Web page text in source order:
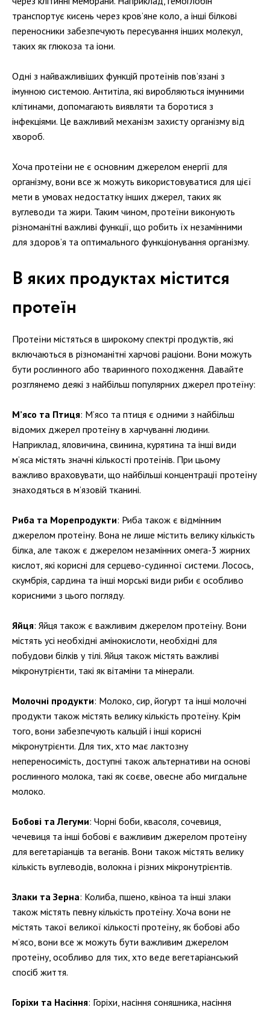
транспортує кисень через кров’яне коло, а інші білкові
переносники забезпечують пересування інших молекул,
таких як глюкоза та іони.
Одні з найважливіших функцій протеїнів пов’язані з
імунною системою. Антитіла, які виробляються імунними
клітинами, допомагають виявляти та боротися з
інфекціями. Це важливий механізм захисту організму від
хвороб.
Хоча протеїни не є основним джерелом енергії для
організму, вони все ж можуть використовуватися для цієї
мети в умовах недостатку інших джерел, таких як
вуглеводи та жири. Таким чином, протеїни виконують
різноманітні важливі функції, що робить їх незамінними
для здоров’я та оптимального функціонування організму.
В яких продуктах містится
протеїн
Протеїни містяться в широкому спектрі продуктів, які
включаються в різноманітні харчові раціони. Вони можуть
бути рослинного або тваринного походження. Давайте
розглянемо деякі з найбільш популярних джерел протеїну:
М’ясо та Птиця: М’ясо та птиця є одними з найбільш
відомих джерел протеїну в харчуванні людини.
Наприклад, яловичина, свинина, курятина та інші види
м’яса містять значні кількості протеїнів. При цьому
важливо враховувати, що найбільші концентрації протеїну
знаходяться в м’язовій тканині.
Риба та Морепродукти: Риба також є відмінним
джерелом протеїну. Вона не лише містить велику кількість
білка, але також є джерелом незамінних омега-3 жирних
кислот, які корисні для серцево-судинної системи. Лосось,
скумбрія, сардина та інші морські види риби є особливо
корисними з цього погляду.
Яйця: Яйця також є важливим джерелом протеїну. Вони
містять усі необхідні амінокислоти, необхідні для
побудови білків у тілі. Яйця також містять важливі
мікронутрієнти, такі як вітаміни та мінерали.
Молочні продукти: Молоко, сир, йогурт та інші молочні
продукти також містять велику кількість протеїну. Крім
того, вони забезпечують кальцій і інші корисні
мікронутрієнти. Для тих, хто має лактозну
непереносимість, доступні також альтернативи на основі
рослинного молока, такі як соєве, овесне або мигдальне
молоко.
Бобові та Легуми: Чорні боби, квасоля, сочевиця,
чечевиця та інші бобові є важливим джерелом протеїну
для вегетаріанців та веганів. Вони також містять велику
кількість вуглеводів, волокна і різних мікронутрієнтів.
Злаки та Зерна: Колиба, пшено, квіноа та інші злаки
також містять певну кількість протеїну. Хоча вони не
містять такої великої кількості протеїну, як бобові або
м’ясо, вони все ж можуть бути важливим джерелом
протеїну, особливо для тих, хто веде вегетаріанський
спосіб життя.
Горіхи та Насіння: Горіхи, насіння соняшника, насіння